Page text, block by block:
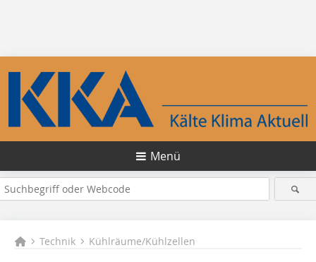
Menü
Technik Kühlräume/Kühlzellen